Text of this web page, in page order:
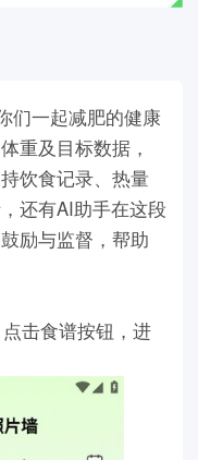
们一起减肥的健康
重及目标数据，
饮食记录、热量
还有AI助手在这段
励与监督，帮助
击食谱按钮，进